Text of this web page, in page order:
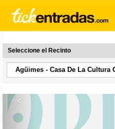
Seleccione el Recinto
‹